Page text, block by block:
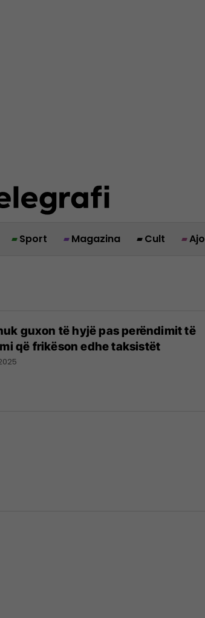
Sport Magazina Cult Ajo
guxon të hyjë pas perëndimit të
që frikëson edhe taksistët